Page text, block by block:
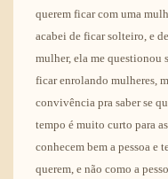
querem ficar com uma
acabei de ficar solteiro, e
mulher, ela me questionou
ficar enrolando mulheres,
convivência pra saber se
tempo é muito curto para
conhecem bem a pessoa e
querem, e não como a